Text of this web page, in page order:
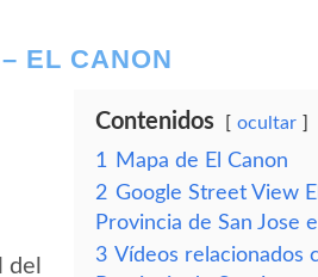
EL CANON
Contenidos ocultar
1
Mapa de El Canon
2 Google Street View
Provincia de San Jose
3 Vídeos relacionados